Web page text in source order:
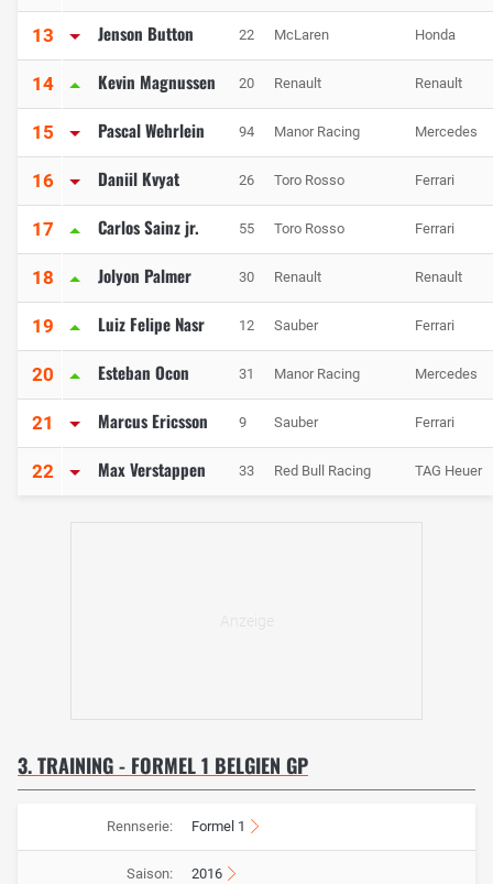
13 Jenson Button 22 McLaren Honda
14 Kevin Magnussen 20 Renault Renault
15 Pascal Wehrlein 94 Manor Racing Mercedes
16 Daniil Kvyat 26 Toro Rosso Ferrari
17 Carlos Sainz jr. 55 Toro Rosso Ferrari
18 Jolyon Palmer 30 Renault Renault
19 Luiz Felipe Nasr 12 Sauber Ferrari
20 Esteban Ocon 31 Manor Racing Mercedes
21 Marcus Ericsson 9 Sauber Ferrari
22 Max Verstappen 33 Red Bull Racing TAG Heuer
3. TRAINING - FORMEL 1 BELGIEN GP
Rennserie: Formel 1
Saison: 2016